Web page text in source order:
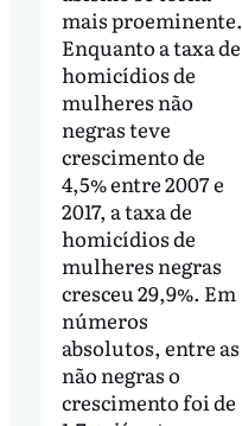
mais proeminente.
Enquanto a taxa de
homicídios de
mulheres não
negras teve
crescimento de
4,5% entre 2007 e
2017, a taxa de
homicídios de
mulheres negras
cresceu 29,9%. Em
números
absolutos, entre as
não negras o
crescimento foi de